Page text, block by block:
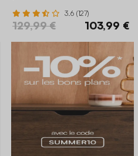
3.6 (127)
129,99 € 103,99 €